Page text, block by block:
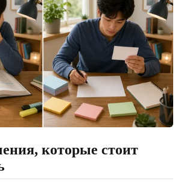
которые стоит